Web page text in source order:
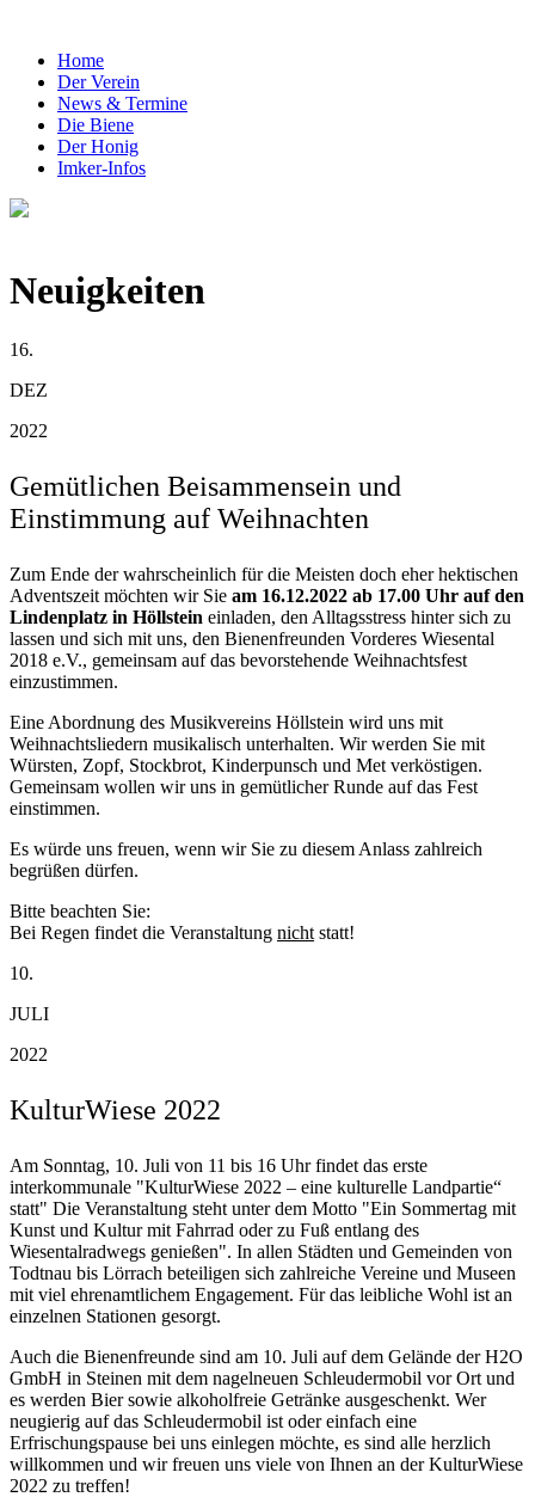
Home
Der Verein
News & Termine
Die Biene
Der Honig
Imker-Infos
Neuigkeiten
16.
DEZ
2022
Gemütlichen Beisammensein und
Einstimmung auf Weihnachten
Zum Ende der wahrscheinlich für die Meisten doch eher hektischen
Adventszeit möchten wir Sie am 16.12.2022 ab 17.00 Uhr auf den
Lindenplatz in Höllstein einladen, den Alltagsstress hinter sich zu
lassen und sich mit uns, den Bienenfreunden Vorderes Wiesental
2018 e.V., gemeinsam auf das bevorstehende Weihnachtsfest
einzustimmen.
Eine Abordnung des Musikvereins Höllstein wird uns mit
Weihnachtsliedern musikalisch unterhalten. Wir werden Sie mit
Würsten, Zopf, Stockbrot, Kinderpunsch und Met verköstigen.
Gemeinsam wollen wir uns in gemütlicher Runde auf das Fest
einstimmen.
Es würde uns freuen, wenn wir Sie zu diesem Anlass zahlreich
begrüßen dürfen.
Bitte beachten Sie:
Bei Regen findet die Veranstaltung nicht statt!
10.
JULI
2022
KulturWiese 2022
Am Sonntag, 10. Juli von 11 bis 16 Uhr findet das erste
interkommunale "KulturWiese 2022 – eine kulturelle Landpartie“
statt" Die Veranstaltung steht unter dem Motto "Ein Sommertag mit
Kunst und Kultur mit Fahrrad oder zu Fuß entlang des
Wiesentalradwegs genießen". In allen Städten und Gemeinden von
Todtnau bis Lörrach beteiligen sich zahlreiche Vereine und Museen
mit viel ehrenamtlichem Engagement. Für das leibliche Wohl ist an
einzelnen Stationen gesorgt.
Auch die Bienenfreunde sind am 10. Juli auf dem Gelände der H2O
GmbH in Steinen mit dem nagelneuen Schleudermobil vor Ort und
es werden Bier sowie alkoholfreie Getränke ausgeschenkt. Wer
neugierig auf das Schleudermobil ist oder einfach eine
Erfrischungspause bei uns einlegen möchte, es sind alle herzlich
willkommen und wir freuen uns viele von Ihnen an der KulturWiese
2022 zu treffen!